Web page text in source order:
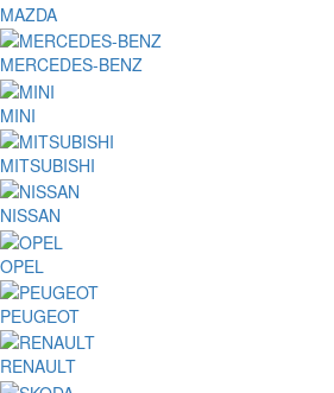
MAZDA
MERCEDES-BENZ
MINI
MITSUBISHI
NISSAN
OPEL
PEUGEOT
RENAULT